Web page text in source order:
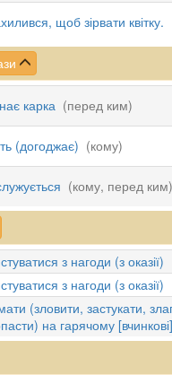
щоб зірвати квітку.
карка (перед ким)
(догоджає) (кому)
(кому, перед ким)
з нагоди (з оказії)
з нагоди (з оказії)
(зловити, застукати,
на гарячому [вчинкові]